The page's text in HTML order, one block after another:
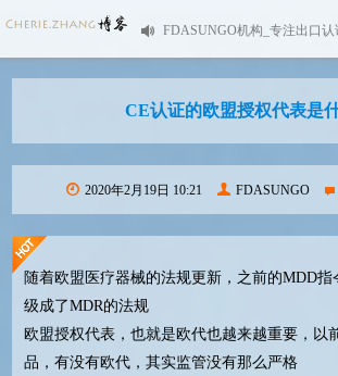
FDASUNGO机构_专注出口
CE认证的欧盟授权代表是
2020年2月19日 10:21 FDASUNGO
随着欧盟医疗器械的法规更新，之前的MDD
级成了MDR的法规
欧盟授权代表，也就是欧代也越来越重要，以
品，有没有欧代，其实监管没有那么严格